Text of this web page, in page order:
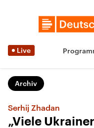
Live
Archiv
Serhij Zhadan
„Viele